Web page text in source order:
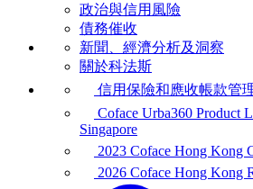
政治與信用風險
債務催收
新聞、經濟分析及洞察
關於科法斯
信用保險和應收帳款管
Coface Urba360 Product
Singapore
2023 Coface Hong Kong
2026 Coface Hong Kong